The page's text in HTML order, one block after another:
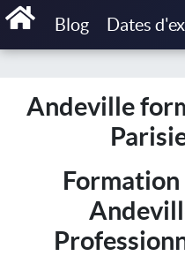
Blog Dates
Accueil
Andeville
Formation